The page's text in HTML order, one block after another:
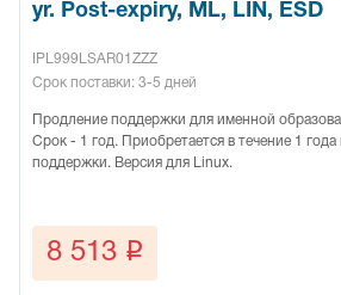
yr. Post-expiry, ML, LIN, ESD
IPL999LSAR01ZZZ
Срок поставки: 3-5 дней
Продление поддержки для именной
Срок - 1 год. Приобретается в течение 1 года
поддержки. Версия для Linux.
8 513 q